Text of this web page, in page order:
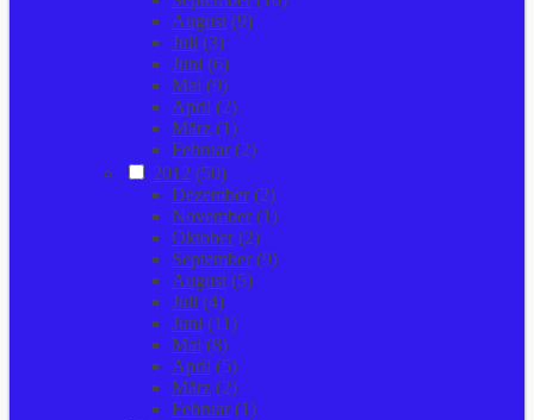
August (9)
Juli (3)
Juni (6)
Mai (9)
April (2)
März (1)
Februar(2)
2012 (50)
Dezember(2)
November(1)
Oktober(2)
September(9)
August (5)
Juli (4)
Juni (11)
Mai (8)
April (5)
März (2)
Februar(1)